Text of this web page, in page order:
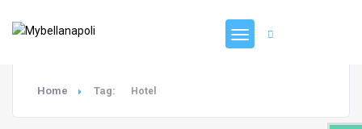
Home Tag: Hotel